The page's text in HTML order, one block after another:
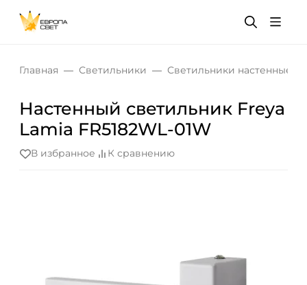
Главная Светильники Светильники настенные
Настенный светильник Freya
Lamia FR5182WL-01W
В избранное К сравнению